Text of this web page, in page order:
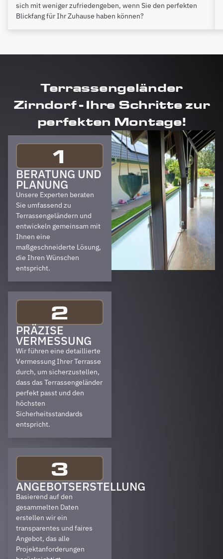
sich mit weniger zufriedengeben, wenn Sie den perfekten
Blickfang für Ihr Zuhause haben können?
Terrassengeländer
Zirndorf - Ihre Schritte zur
perfekten Montage!
1
BERATUNG UND
PLANUNG
Unsere Experten beraten
Sie umfassend zu
Terrassengeländern und
entwickeln gemeinsam mit
Ihnen eine
maßgeschneiderte Lösung,
die Ihren Wünschen
entspricht.
2
PRÄZISE
VERMESSUNG
Wir führen eine detaillierte
Vermessung Ihrer Terrasse
durch, um sicherzustellen,
dass das Terrassengeländer
perfekt passt und den
höchsten
Sicherheitsstandards
entspricht.
3
ANGEBOTSERSTELLUNG
Basierend auf den
gesammelten Daten
erstellen wir ein
transparentes und faires
Angebot, das alle
Projektanforderungen